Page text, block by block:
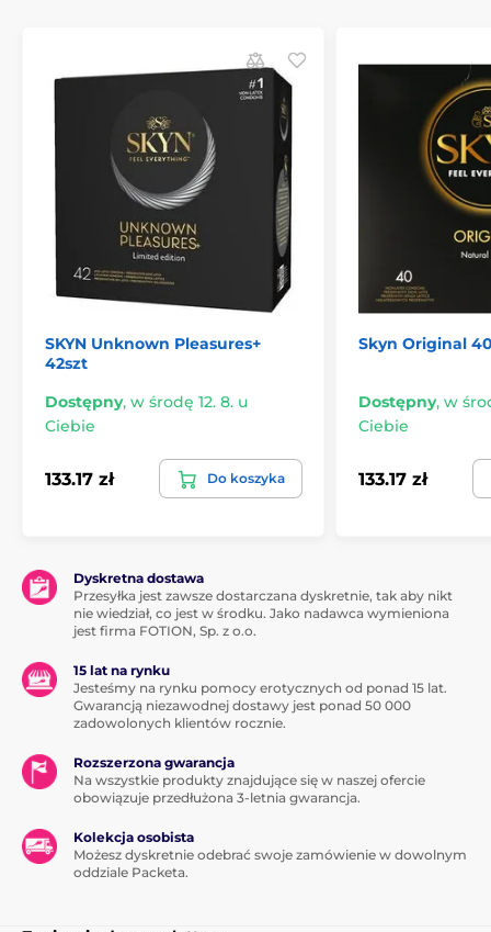
SKYN Unknown Pleasures+
42szt
Dostępny, w środę 12. 8. u
Ciebie
133.17 zł Do koszyka
Skyn Original
Dostępny, w
Ciebie
133.17 zł
Dyskretna dostawa
Przesyłka jest zawsze dostarczana dyskretnie, tak aby nikt
nie wiedział, co jest w środku. Jako nadawca wymieniona
jest firma FOTION, Sp. z o.o.
15 lat na rynku
Jesteśmy na rynku pomocy erotycznych od ponad 15 lat.
Gwarancją niezawodnej dostawy jest ponad 50 000
zadowolonych klientów rocznie.
Rozszerzona gwarancja
Na wszystkie produkty znajdujące się w naszej ofercie
obowiązuje przedłużona 3-letnia gwarancja.
Kolekcja osobista
Możesz dyskretnie odebrać swoje zamówienie w dowolnym
oddziale Packeta.